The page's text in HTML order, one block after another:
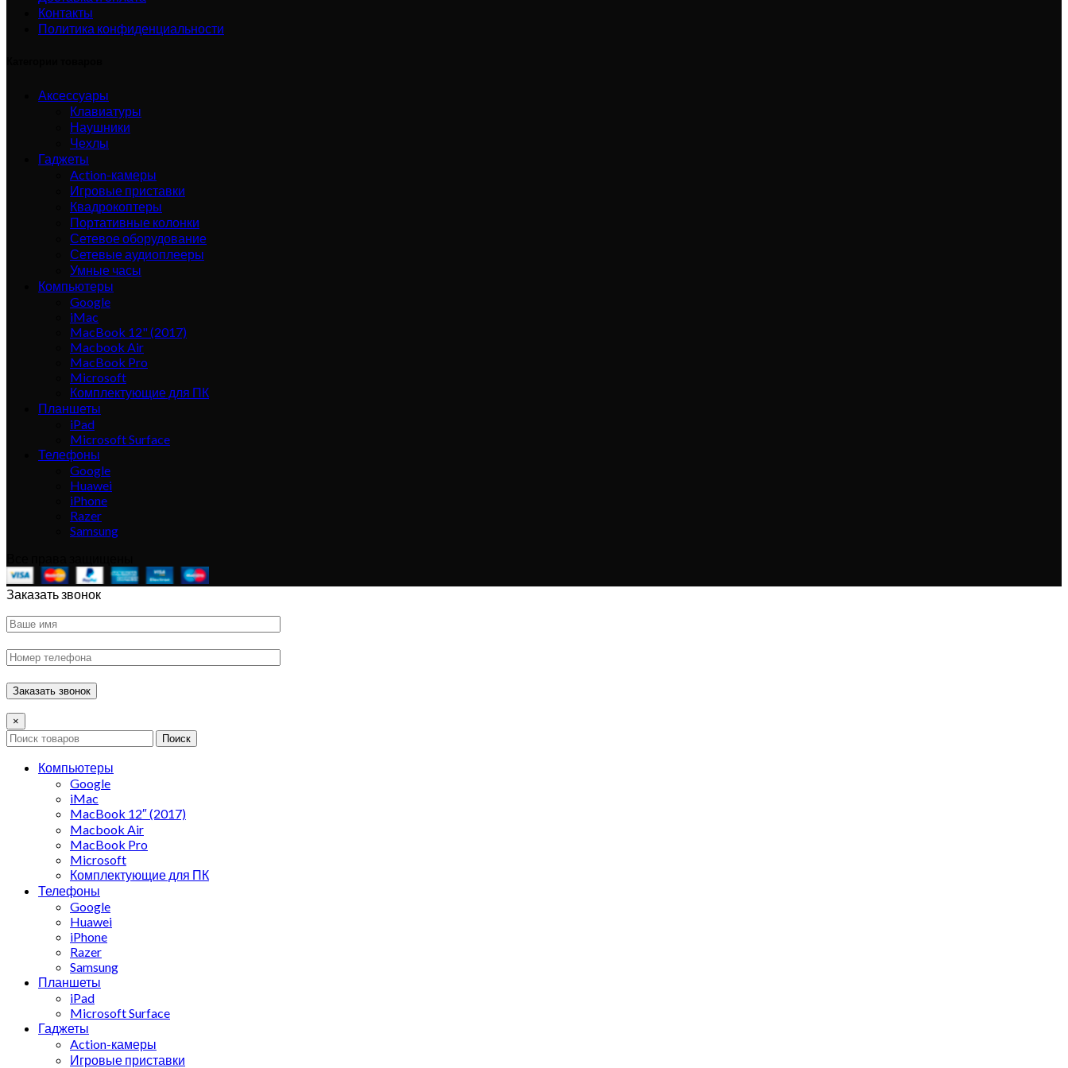
Контакты
Политика конфиденциальности
Аксессуары
Клавиатуры
Наушники
Чехлы
Гаджеты
Action-камеры
Игровые приставки
Квадрокоптеры
Портативные колонки
Сетевое оборудование
Сетевые аудиоплееры
Умные часы
Компьютеры
Google
iMac
MacBook 12" (2017)
Macbook Air
MacBook Pro
Microsoft
Комплектующие для ПК
Планшеты
iPad
Microsoft Surface
Телефоны
Google
Huawei
iPhone
Razer
Samsung
Заказать звонок
×
Поиск
Компьютеры
Google
iMac
MacBook 12″ (2017)
Macbook Air
MacBook Pro
Microsoft
Комплектующие для ПК
Телефоны
Google
Huawei
iPhone
Razer
Samsung
Планшеты
iPad
Microsoft Surface
Гаджеты
Action-камеры
Игровые приставки